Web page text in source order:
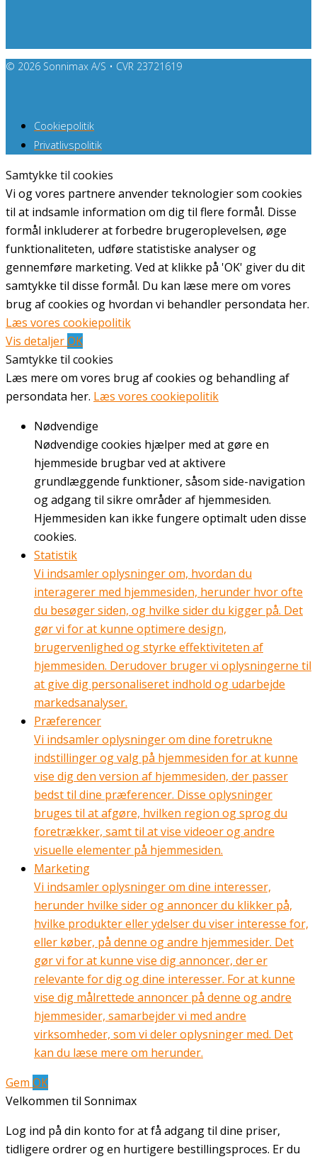
© 2026 Sonnimax A/S • CVR 23721619
Cookiepolitik
Privatlivspolitik
Samtykke til cookies
Vi og vores partnere anvender teknologier som cookies
til at indsamle information om dig til flere formål. Disse
formål inkluderer at forbedre brugeroplevelsen, øge
funktionaliteten, udføre statistiske analyser og
gennemføre marketing. Ved at klikke på 'OK' giver du dit
samtykke til disse formål. Du kan læse mere om vores
brug af cookies og hvordan vi behandler persondata her.
Læs vores cookiepolitik
Vis detaljerOK
Samtykke til cookies
Læs mere om vores brug af cookies og behandling af
persondata her. Læs vores cookiepolitik
Nødvendige
Nødvendige cookies hjælper med at gøre en
hjemmeside brugbar ved at aktivere
grundlæggende funktioner, såsom side-navigation
og adgang til sikre områder af hjemmesiden.
Hjemmesiden kan ikke fungere optimalt uden disse
cookies.
Statistik
Vi indsamler oplysninger om, hvordan du
interagerer med hjemmesiden, herunder hvor ofte
du besøger siden, og hvilke sider du kigger på. Det
gør vi for at kunne optimere design,
brugervenlighed og styrke effektiviteten af
hjemmesiden. Derudover bruger vi oplysningerne til
at give dig personaliseret indhold og udarbejde
markedsanalyser.
Præferencer
Vi indsamler oplysninger om dine foretrukne
indstillinger og valg på hjemmesiden for at kunne
vise dig den version af hjemmesiden, der passer
bedst til dine præferencer. Disse oplysninger
bruges til at afgøre, hvilken region og sprog du
foretrækker, samt til at vise videoer og andre
visuelle elementer på hjemmesiden.
Marketing
Vi indsamler oplysninger om dine interesser,
herunder hvilke sider og annoncer du klikker på,
hvilke produkter eller ydelser du viser interesse for,
eller køber, på denne og andre hjemmesider. Det
gør vi for at kunne vise dig annoncer, der er
relevante for dig og dine interesser. For at kunne
vise dig målrettede annoncer på denne og andre
hjemmesider, samarbejder vi med andre
virksomheder, som vi deler oplysninger med. Det
kan du læse mere om herunder.
Gem OK
Velkommen til Sonnimax
Log ind på din konto for at få adgang til dine priser,
tidligere ordrer og en hurtigere bestillingsproces. Er du